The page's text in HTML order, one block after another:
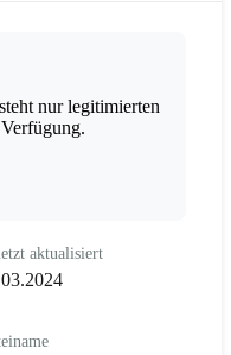
nur legitimierten
aktualisiert